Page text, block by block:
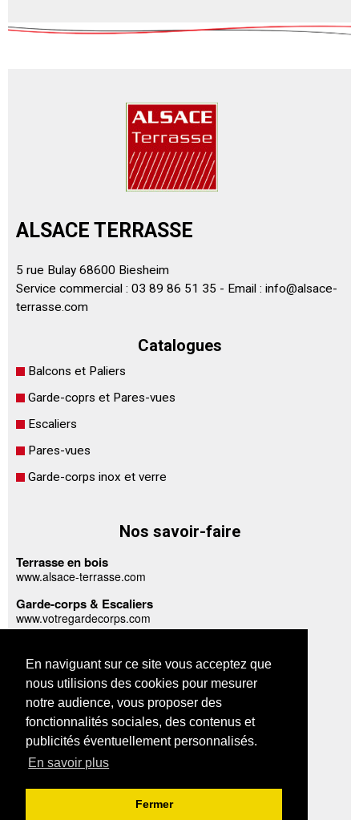
En naviguant sur ce site vous acceptez que
nous utilisions des cookies pour mesurer
notre audience, vous proposer des
fonctionnalités sociales, des contenus et
publicités éventuellement personnalisés.
En savoir plus
Fermer
ALSACE TERRASSE
5 rue Bulay 68600 Biesheim
Service commercial : 03 89 86 51 35 - Email : info@alsace-
terrasse.com
Catalogues
Balcons et Paliers
Garde-coprs et Pares-vues
Escaliers
Pares-vues
Garde-corps inox et verre
Nos savoir-faire
Terrasse en bois
www.alsace-terrasse.com
Garde-corps & Escaliers
www.votregardecorps.com
Abris, carports & appentis
www.abris-garages-bois.com
A propos
Plan du site
Mentions légales
Confidentialité des données